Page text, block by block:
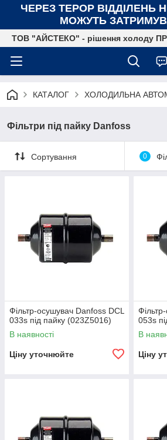
ЧЕРЕЗ ТЕРОР ВІДДІЛЕНЬ
МОЖУТЬ
ТОВ "АЙСТЕКО" - рішення
КАТАЛОГ ХОЛОДИЛЬНА
Фільтри під пайку Danfoss
Сортування 0
Фільтр-осушувач Danfoss DCL
033s під пайку (023Z5016)
В наявності
Ціну уточнюйте
053s
В
Ціну